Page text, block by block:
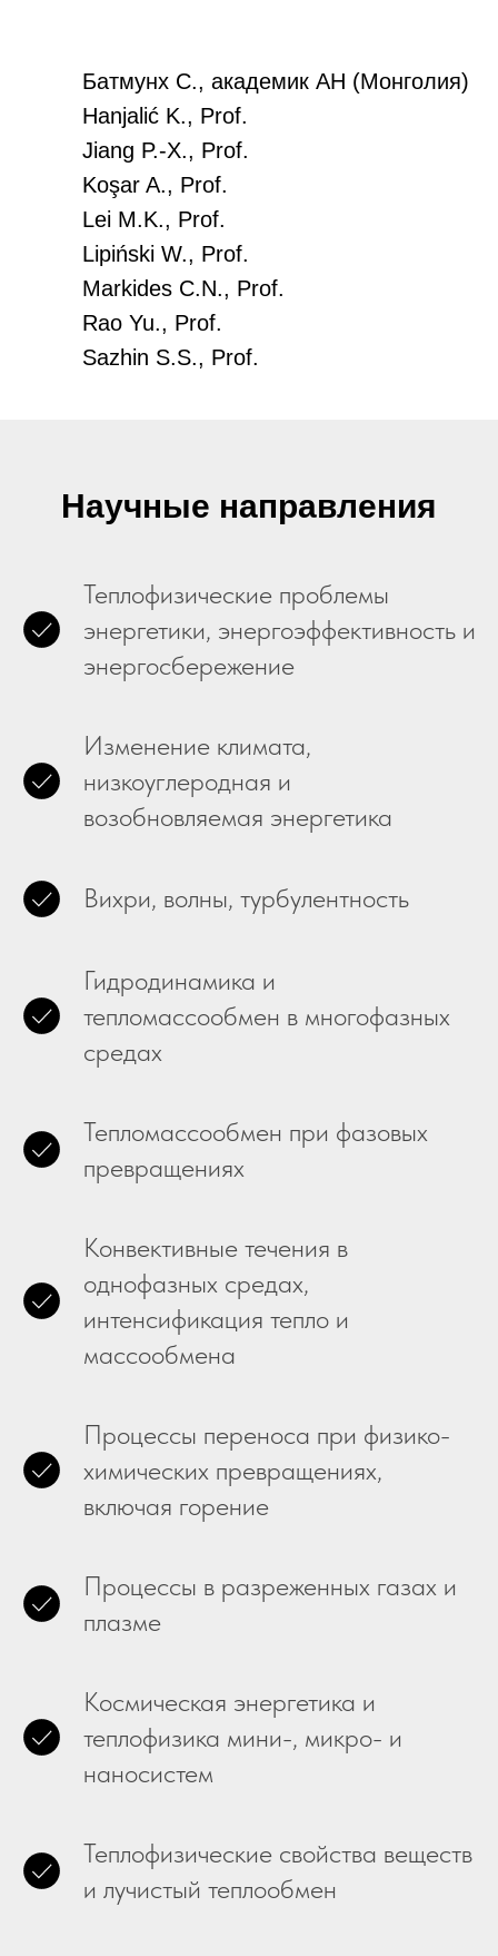
Батмунх С., академик АН (Монголия)
Hanjalić K., Prof.
Jiang P.-X., Prof.
Koşar A., Prof.
Lei M.K., Prof.
Lipiński W., Prof.
Markides C.N., Prof.
Rao Yu., Prof.
Sazhin S.S., Prof.
Научные направления
Теплофизические проблемы
энергетики, энергоэффективность и
энергосбережение
Изменение климата,
низкоуглеродная и
возобновляемая энергетика
Вихри, волны, турбулентность
Гидродинамика и
тепломассообмен в многофазных
средах
Тепломассообмен при фазовых
превращениях
Конвективные течения в
однофазных средах,
интенсификация тепло и
массообмена
Процессы переноса при физико-
химических превращениях,
включая горение
Процессы в разреженных газах и
плазме
Космическая энергетика и
теплофизика мини-, микро- и
наносистем
Теплофизические свойства веществ
и лучистый теплообмен